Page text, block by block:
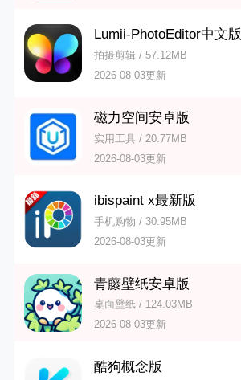
Lumii-PhotoEditor中文版
拍摄剪辑 / 57.12MB
2026-08-03更新
磁力空间安卓版
实用工具 / 20.77MB
2026-08-03更新
ibispaint x最新版
手机购物 / 30.95MB
2026-08-03更新
青藤壁纸安卓版
桌面壁纸 / 124.03MB
2026-08-03更新
酷狗概念版